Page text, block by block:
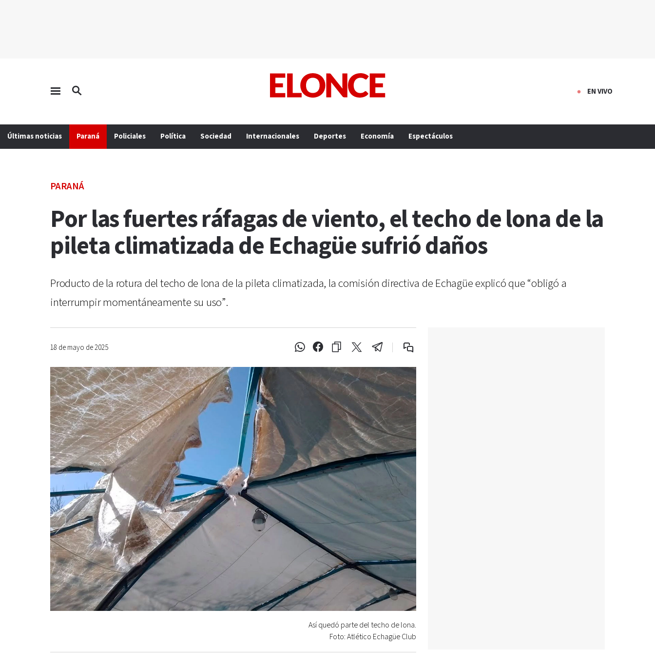
EN VIVO
Últimas noticias Paraná Policiales Política Sociedad Internacionales Deportes Economía Espectáculos
PARANÁ
Por las fuertes ráfagas de viento, el techo de lona de la
pileta climatizada de Echagüe sufrió daños
Producto de la rotura del techo de lona de la pileta climatizada, la comisión directiva de Echagüe explicó que “obligó a
interrumpir momentáneamente su uso”.
18 de mayo de 2025
Así quedó parte del techo de lona.
Foto: Atlético Echagüe Club